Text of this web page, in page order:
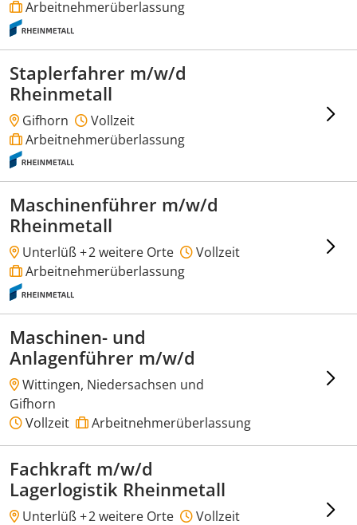
Arbeitnehmerüberlassung
Staplerfahrer m/w/d
Rheinmetall
Gifhorn
Vollzeit
Arbeitnehmerüberlassung
Maschinenführer m/w/d
Rheinmetall
Unterlüß +2 weitere Orte
Vollzeit
Arbeitnehmerüberlassung
Maschinen- und
Anlagenführer m/w/d
Wittingen, Niedersachsen und
Gifhorn
Vollzeit
Arbeitnehmerüberlassung
Fachkraft m/w/d
Lagerlogistik Rheinmetall
Unterlüß +2 weitere Orte
Vollzeit